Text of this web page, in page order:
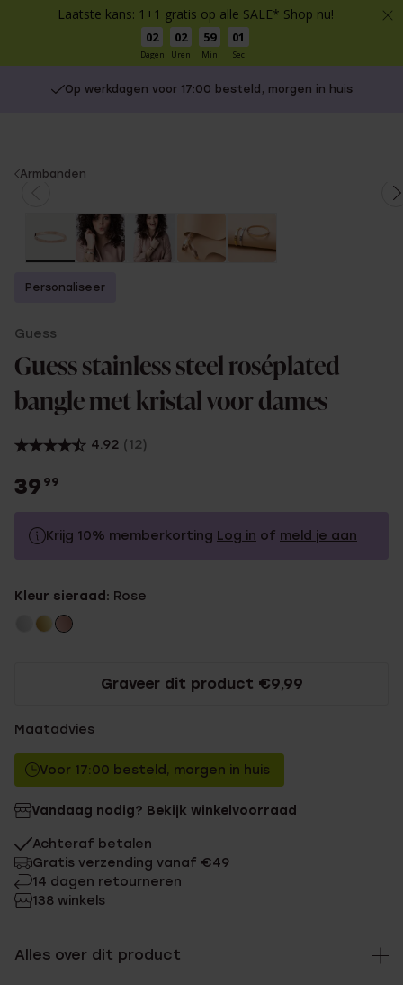
Laatste kans: 1+1 gratis op alle SALE* Shop nu!
02
Dagen
02
Uren
59
Min
01
Sec
Op werkdagen voor 17:00 besteld, morgen in huis
You
Armbanden
Personaliseer
Guess
Guess stainless steel roséplated
bangle met kristal voor dames
4.92 (12)
39 99
Krijg 10% memberkorting Log in of meld je aan
Zonder memberkorting
Kleur sieraad: Rose
Graveer dit product €9,99
Maatadvies
Voor 17:00 besteld, morgen in huis
Vandaag nodig? Bekijk winkelvoorraad
Achteraf betalen
Gratis verzending vanaf €49
14 dagen retourneren
138 winkels
Alles over dit product